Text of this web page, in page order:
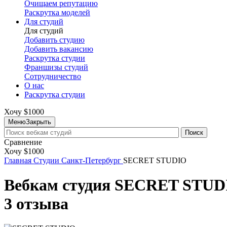
Очищаем репутацию
Раскрутка моделей
Для студий
Для студий
Добавить студию
Добавить вакансию
Раскрутка студии
Франшизы студий
Сотрудничество
О нас
Раскрутка студии
Хочу $1000
МенюЗакрыть
Поиск
Сравнение
Хочу $1000
Главная Студии Санкт-Петербург SECRET STUDIO
Вебкам студия SECRET
3 отзыва